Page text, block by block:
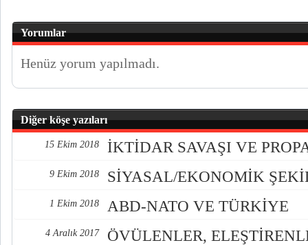
Yorumlar
Henüz yorum yapılmadı.
Diğer köşe yazıları
15 Ekim 2018 İKTİDAR SAVAŞI VE
9 Ekim 2018 SİYASAL/EKONOMİK
1 Ekim 2018 ABD-NATO VE TÜRKİYE
4 Aralık 2017
ÖVÜLENLER,